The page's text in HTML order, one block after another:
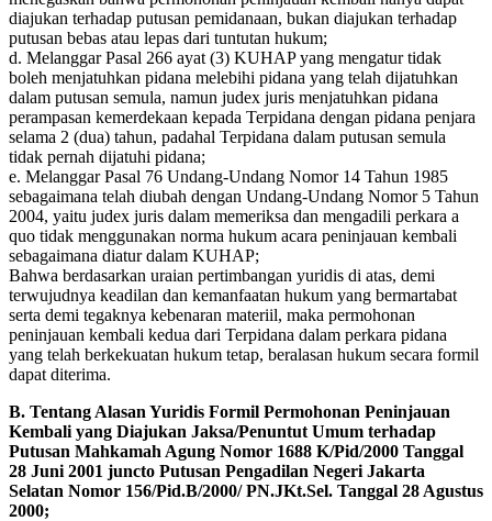
diajukan terhadap putusan pemidanaan, bukan diajukan terhadap
putusan bebas atau lepas dari tuntutan hukum;
d. Melanggar Pasal 266 ayat (3) KUHAP yang mengatur tidak
boleh menjatuhkan pidana melebihi pidana yang telah dijatuhkan
dalam putusan semula, namun judex juris menjatuhkan pidana
perampasan kemerdekaan kepada Terpidana dengan pidana penjara
selama 2 (dua) tahun, padahal Terpidana dalam putusan semula
tidak pernah dijatuhi pidana;
e. Melanggar Pasal 76 Undang-Undang Nomor 14 Tahun 1985
sebagaimana telah diubah dengan Undang-Undang Nomor 5 Tahun
2004, yaitu judex juris dalam memeriksa dan mengadili perkara a
quo tidak menggunakan norma hukum acara peninjauan kembali
sebagaimana diatur dalam KUHAP;
Bahwa berdasarkan uraian pertimbangan yuridis di atas, demi
terwujudnya keadilan dan kemanfaatan hukum yang bermartabat
serta demi tegaknya kebenaran materiil, maka permohonan
peninjauan kembali kedua dari Terpidana dalam perkara pidana
yang telah berkekuatan hukum tetap, beralasan hukum secara formil
dapat diterima.
B. Tentang Alasan Yuridis Formil Permohonan Peninjauan
Kembali yang Diajukan Jaksa/Penuntut Umum terhadap
Putusan Mahkamah Agung Nomor 1688 K/Pid/2000 Tanggal
28 Juni 2001 juncto Putusan Pengadilan Negeri Jakarta
Selatan Nomor 156/Pid.B/2000/ PN.JKt.Sel. Tanggal 28 Agustus
2000;